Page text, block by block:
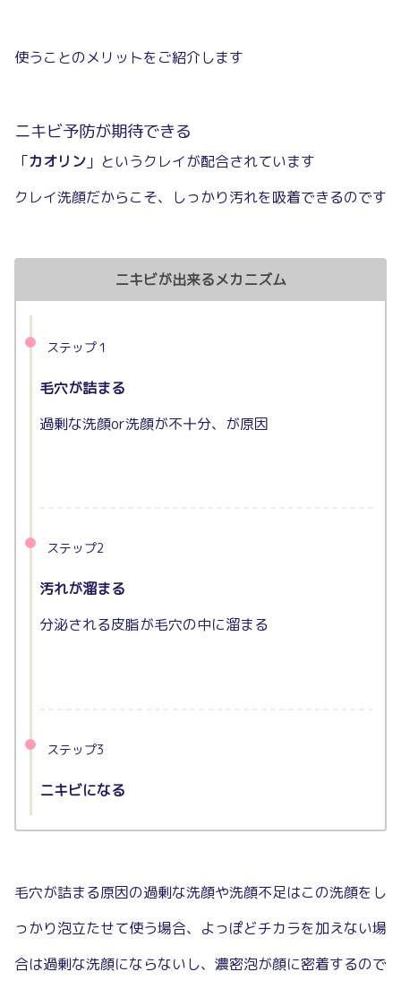
使うことのメリットをご紹介します
ニキビ予防が期待できる
「カオリン 」というクレイが配合されています
クレイ洗顔だからこそ、しっかり汚れを吸着できるのです
ニキビが出来るメカニズム
ステップ１
毛穴が詰まる
過剰な洗顔or洗顔が不十分、が原因
ステップ2
汚れが溜まる
分泌される皮脂が毛穴の中に溜まる
ステップ3
ニキビになる
毛穴が詰まる原因の過剰な洗顔や洗顔不足はこの洗顔をし
っかり泡立たせて使う場合、よっぽどチカラを加えない場
合は過剰な洗顔にならないし、濃密泡が顔に密着するので